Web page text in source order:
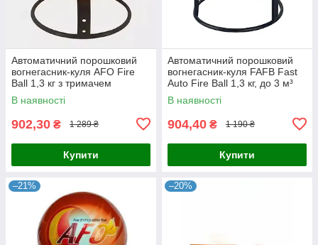
Автоматичний порошковий
вогнегасник-куля AFO Fire
Ball 1,3 кг з тримачем
В наявності
902,30 ₴ 1 289 ₴
Купити
Автоматичний порошковий
вогнегасник-куля FAFB Fast
Auto Fire Ball 1,3 кг, до 3 м³
В наявності
904,40 ₴ 1 190 ₴
Купити
–21% –20%